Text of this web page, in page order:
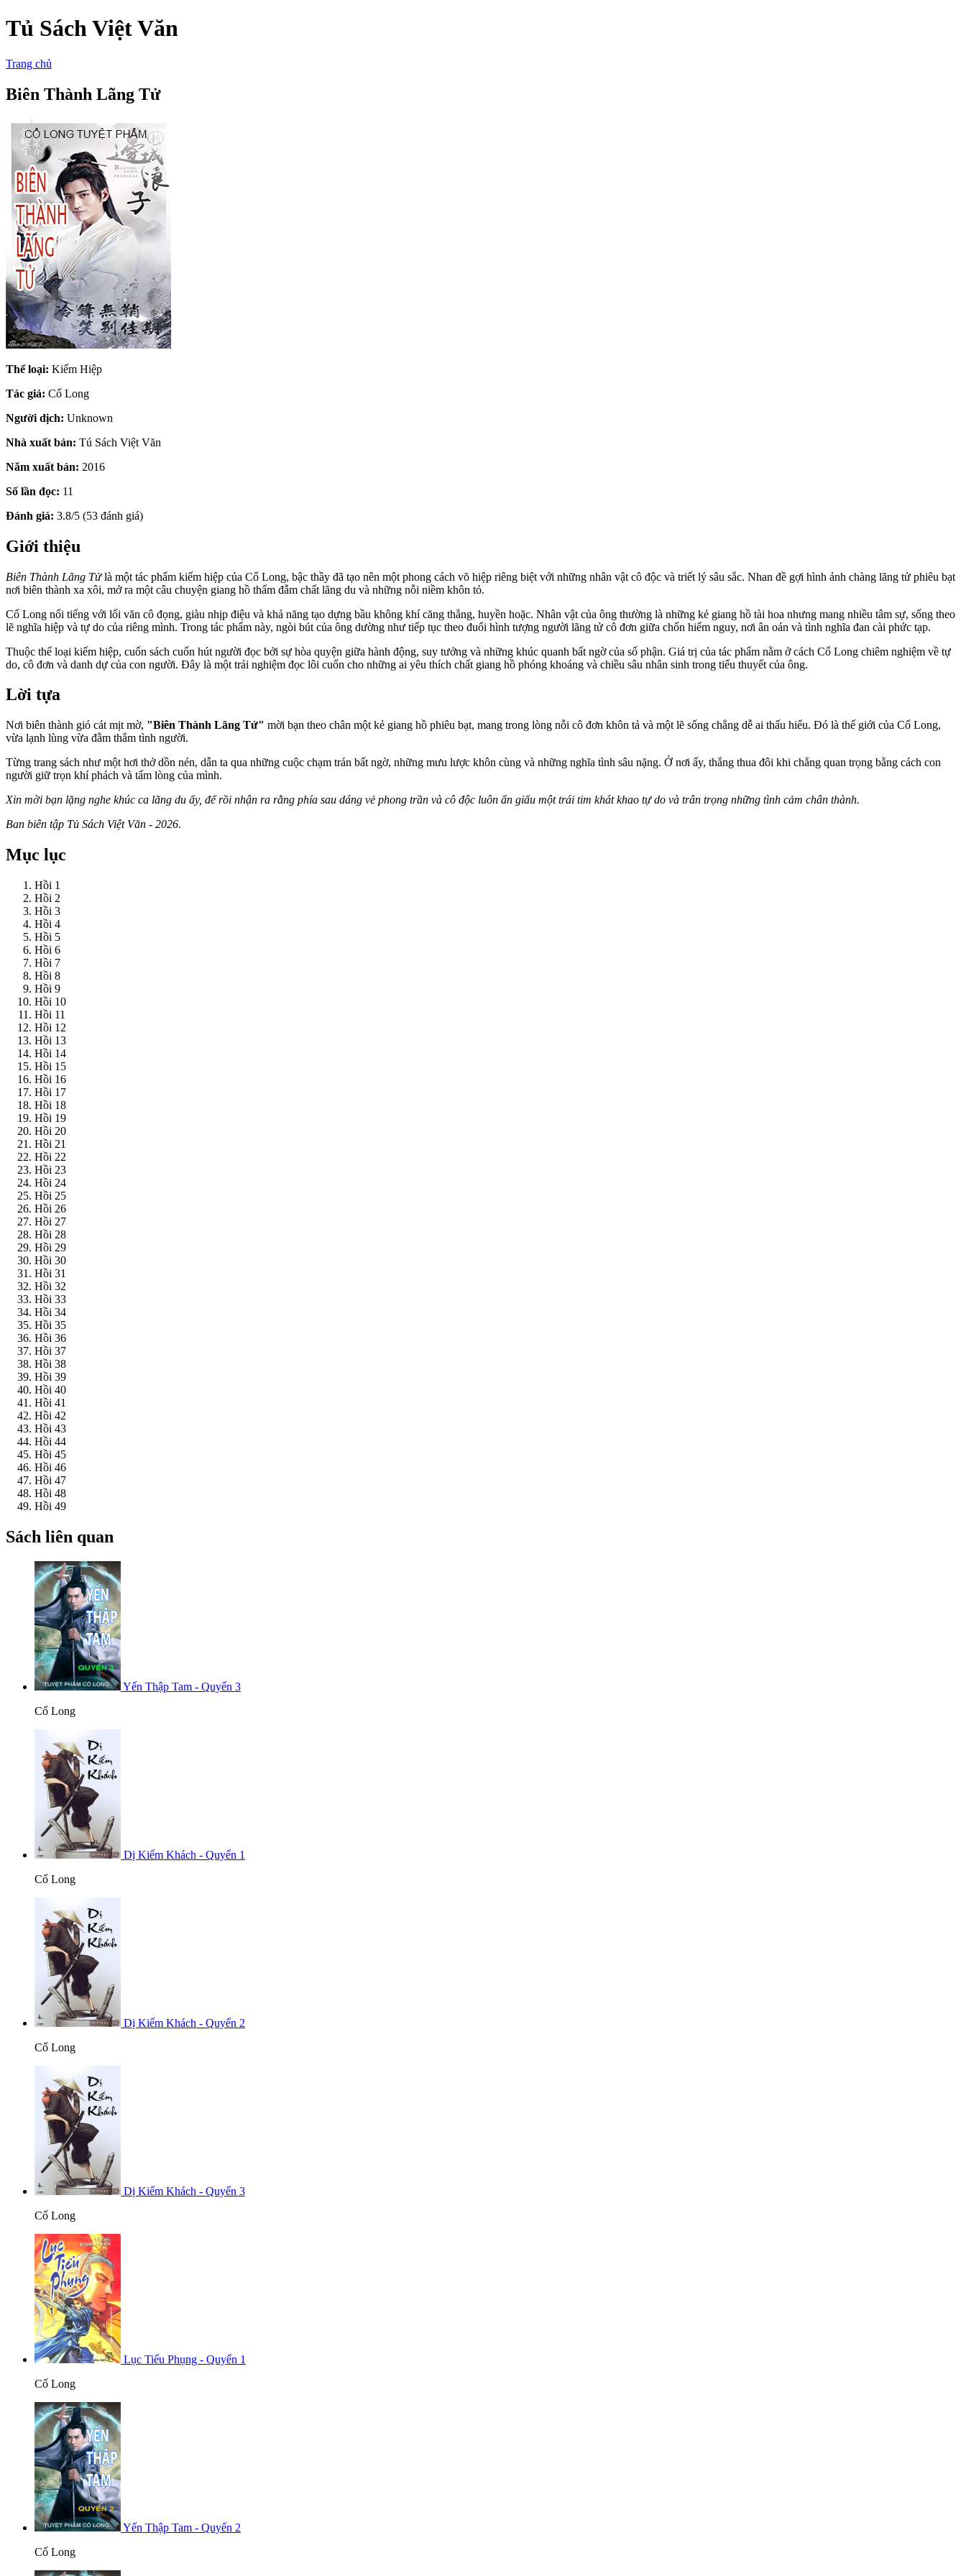
Tủ Sách Việt Văn
Trang chủ
Biên Thành Lãng Tử
Thể loại: Kiếm Hiệp
Tác giả: Cổ Long
Người dịch: Unknown
Nhà xuất bản: Tú Sách Việt Văn
Năm xuất bản: 2016
Số lần đọc: 11
Đánh giá: 3.8/5 (53 đánh giá)
Giới thiệu
Biên Thành Lãng Tửlà một tác phẩm kiếm hiệp của Cổ Long, bậc thầy đã tạo nên một phong cách võ hiệp riêng biệt với những nhân vật cô độc và triết lý sâu sắc. Nhan đề gợi hình ảnh chàng lãng tử phiêu bạt
nơi biên thành xa xôi, mở ra một câu chuyện giang hồ thấm đẫm chất lãng du và những nỗi niềm khôn tỏ.
Cổ Long nổi tiếng với lối văn cô đọng, giàu nhịp điệu và khả năng tạo dựng bầu không khí căng thẳng, huyền hoặc. Nhân vật của ông thường là những kẻ giang hồ tài hoa nhưng mang nhiều tâm sự, sống theo
lẽ nghĩa hiệp và tự do của riêng mình. Trong tác phẩm này, ngòi bút của ông dường như tiếp tục theo đuổi hình tượng người lãng tử cô đơn giữa chốn hiểm nguy, nơi ân oán và tình nghĩa đan cài phức tạp.
Thuộc thể loại kiếm hiệp, cuốn sách cuốn hút người đọc bởi sự hòa quyện giữa hành động, suy tưởng và những khúc quanh bất ngờ của số phận. Giá trị của tác phẩm nằm ở cách Cổ Long chiêm nghiệm về tự
do, cô đơn và danh dự của con người. Đây là một trải nghiệm đọc lôi cuốn cho những ai yêu thích chất giang hồ phóng khoáng và chiều sâu nhân sinh trong tiểu thuyết của ông.
Lời tựa
Nơi biên thành gió cát mịt mờ, "Biên Thành Lãng Tử" mời bạn theo chân một kẻ giang hồ phiêu bạt, mang trong lòng nỗi cô đơn khôn tả và một lẽ sống chẳng dễ ai thấu hiểu. Đó là thế giới của Cổ Long,
vừa lạnh lùng vừa đằm thắm tình người.
Từng trang sách như một hơi thở dồn nén, dẫn ta qua những cuộc chạm trán bất ngờ, những mưu lược khôn cùng và những nghĩa tình sâu nặng. Ở nơi ấy, thắng thua đôi khi chẳng quan trọng bằng cách con
người giữ trọn khí phách và tấm lòng của mình.
Xin mời bạn lặng nghe khúc ca lãng du ấy, để rồi nhận ra rằng phía sau dáng vẻ phong trần và cô độc luôn ẩn giấu một trái tim khát khao tự do và trân trọng những tình cảm chân thành.
Ban biên tập Tủ Sách Việt Văn - 2026.
Mục lục
Hồi 1
Hồi 2
Hồi 3
Hồi 4
Hồi 5
Hồi 6
Hồi 7
Hồi 8
Hồi 9
Hồi 10
Hồi 11
Hồi 12
Hồi 13
Hồi 14
Hồi 15
Hồi 16
Hồi 17
Hồi 18
Hồi 19
Hồi 20
Hồi 21
Hồi 22
Hồi 23
Hồi 24
Hồi 25
Hồi 26
Hồi 27
Hồi 28
Hồi 29
Hồi 30
Hồi 31
Hồi 32
Hồi 33
Hồi 34
Hồi 35
Hồi 36
Hồi 37
Hồi 38
Hồi 39
Hồi 40
Hồi 41
Hồi 42
Hồi 43
Hồi 44
Hồi 45
Hồi 46
Hồi 47
Hồi 48
Hồi 49
Sách liên quan
Yến Thập Tam - Quyển 3
Cổ Long
Dị Kiếm Khách - Quyển 1
Cổ Long
Dị Kiếm Khách - Quyển 2
Cổ Long
Dị Kiếm Khách - Quyển 3
Cổ Long
Lục Tiểu Phụng - Quyển 1
Cổ Long
Yến Thập Tam - Quyển 2
Cổ Long